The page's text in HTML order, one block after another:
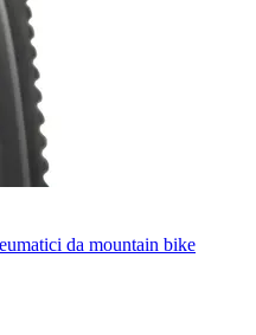
da mountain bike